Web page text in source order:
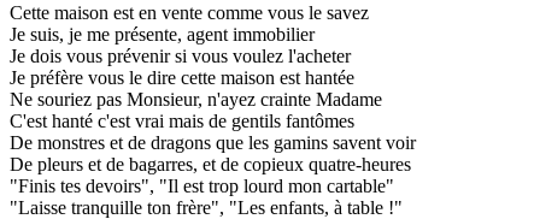
Cette maison est en vente comme vous le savez
Je suis, je me présente, agent immobilier
Je dois vous prévenir si vous voulez l'acheter
Je préfère vous le dire cette maison est hantée
Ne souriez pas Monsieur, n'ayez crainte Madame
C'est hanté c'est vrai mais de gentils fantômes
De monstres et de dragons que les gamins savent voir
De pleurs et de bagarres, et de copieux quatre-heures
"Finis tes devoirs", "Il est trop lourd mon cartable"
"Laisse tranquille ton frère", "Les enfants, à table !"